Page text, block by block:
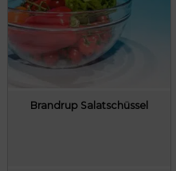
Brandrup Salatschüssel